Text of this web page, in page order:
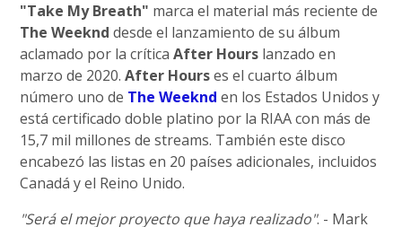
"Take My Breath" marca el material más reciente de
The Weeknd desde el lanzamiento de su álbum
aclamado por la críticaAfter Hours lanzado en
marzo de 2020.After Hourses el cuarto álbum
número uno de The Weeknd en los Estados Unidos y
está certificado doble platino por la RIAA con más de
15,7 mil millones de streams. También este disco
encabezó las listas en 20 países adicionales, incluidos
Canadá y el Reino Unido.
"Será el mejor proyecto que haya realizado". - Mark